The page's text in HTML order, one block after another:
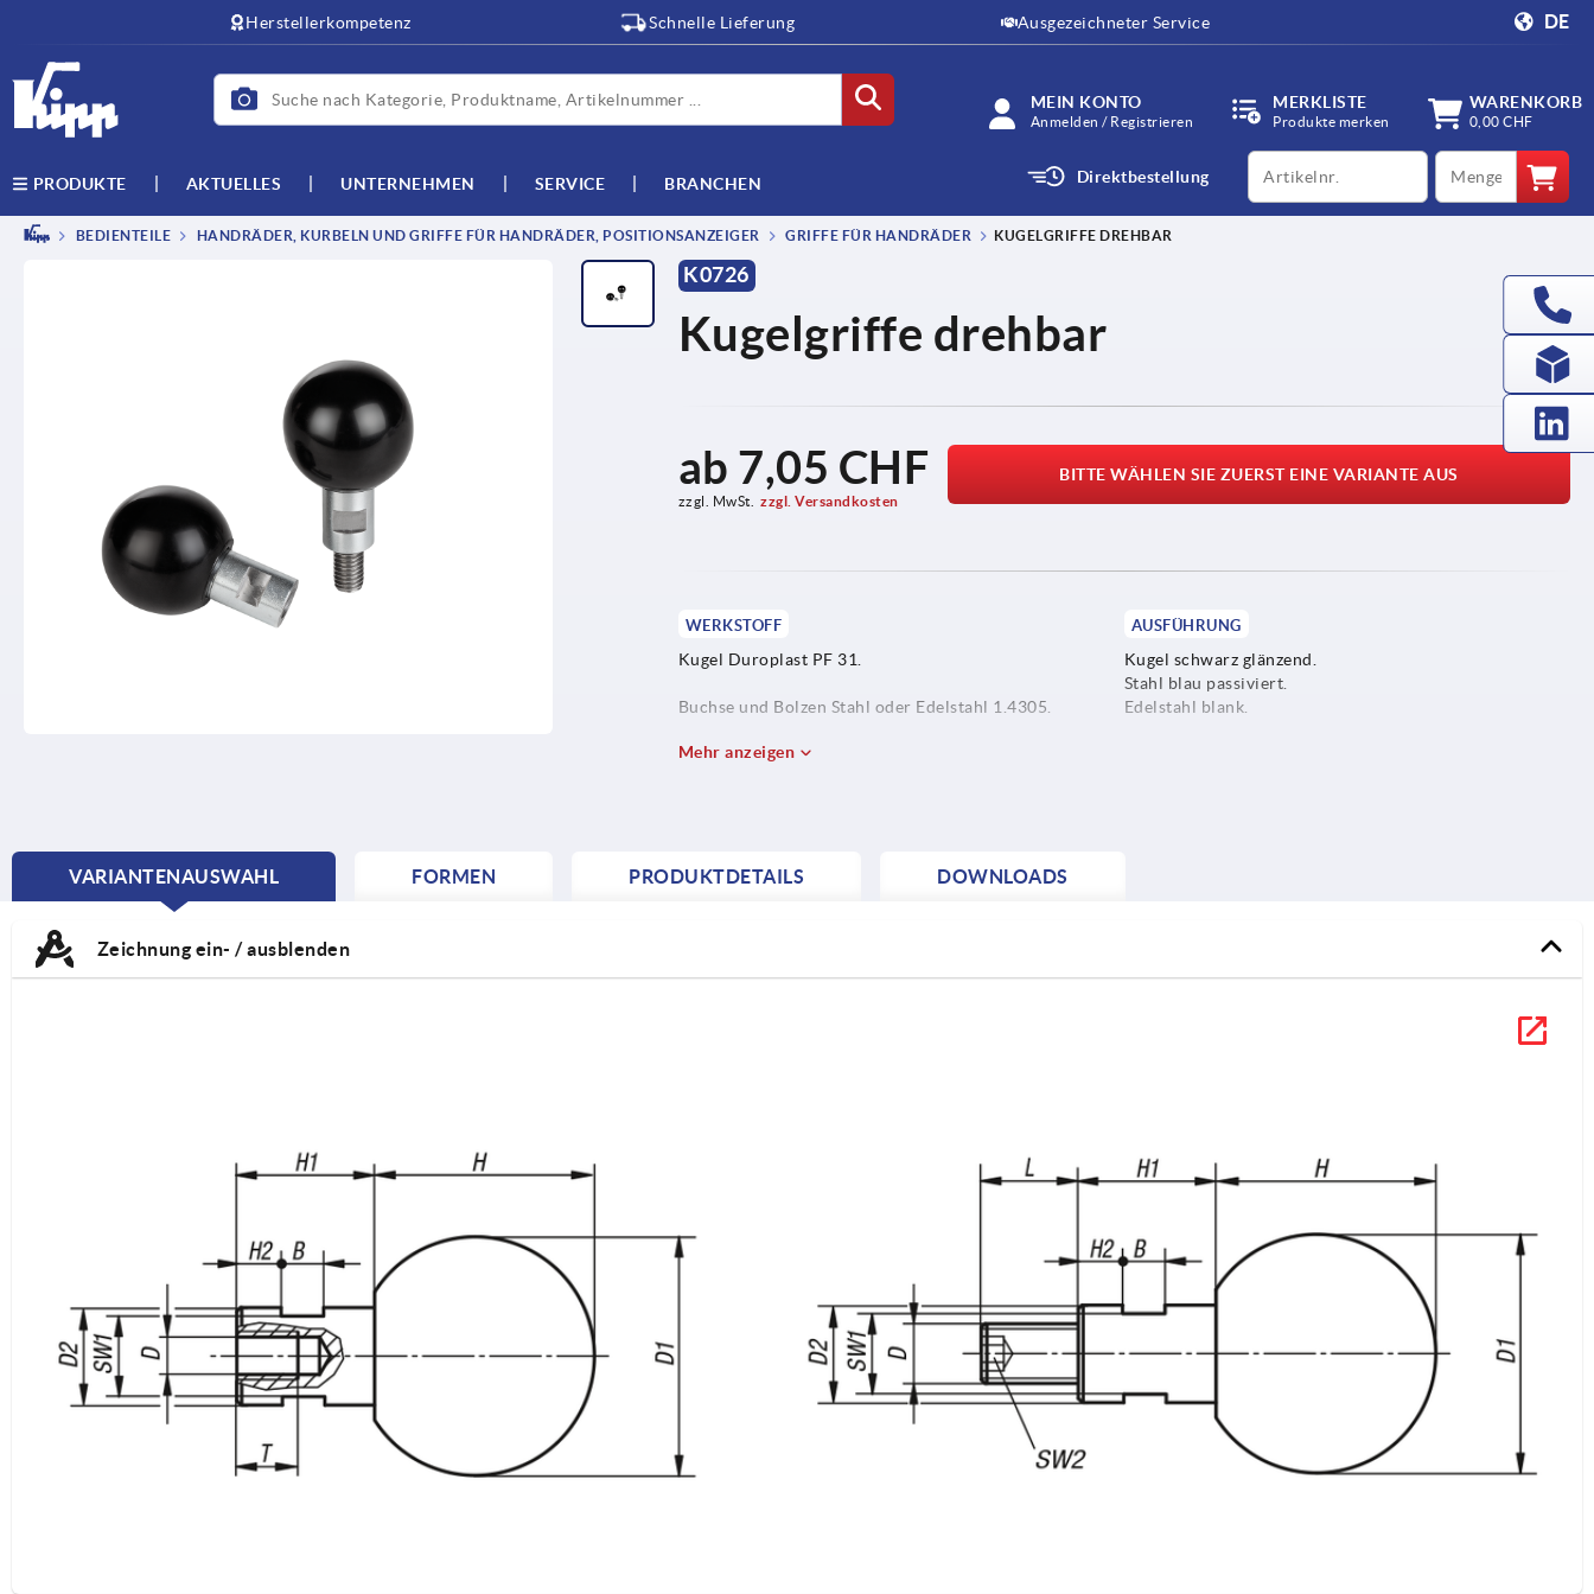
Herstellerkompetenz Schnelle Lieferung Ausgezeichneter Service DE
MEIN KONTO
Anmelden / Registrieren
MERKLISTE
Produkte merken
WARENKORB
0,00 CHF
PRODUKTE AKTUELLES UNTERNEHMEN SERVICE BRANCHEN Direktbestellung
productCode qty
BEDIENTEILE HANDRÄDER, KURBELN UND GRIFFE FÜR HANDRÄDER, POSITIONSANZEIGER GRIFFE FÜR HANDRÄDER KUGELGRIFFE DREHBAR
K0726
Kugelgriffe drehbar
ab 7,05 CHF
zzgl. MwSt. zzgl. Versandkosten
BITTE WÄHLEN SIE ZUERST EINE VARIANTE AUS
WERKSTOFF
Kugel Duroplast PF 31.
Buchse und Bolzen Stahl oder Edelstahl 1.4305.
AUSFÜHRUNG
Kugel schwarz glänzend.
Stahl blau passiviert.
Edelstahl blank.
Mehr anzeigen
VARIANTENAUSWAHL
CURRENT
FORMEN PRODUKTDETAILS DOWNLOADS
Zeichnung ein- / ausblenden